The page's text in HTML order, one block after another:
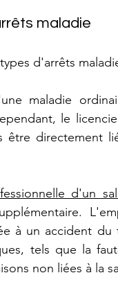
maladie
d'arrêts
maladie
le
être directement
d'un
à un accident du
tels que la
non liées à la